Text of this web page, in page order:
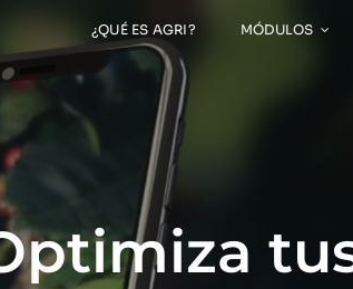
¿QUÉ ES AGRI? MÓDULOS